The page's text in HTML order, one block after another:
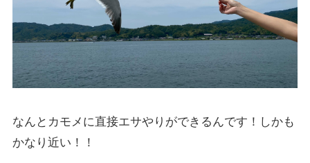
なんとカモメに直接エサやりができるんです！しかも
かなり近い！！